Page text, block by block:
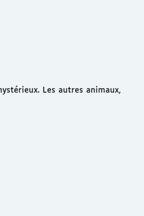
Les autres animaux,